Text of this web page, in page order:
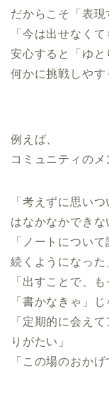
だからこそ「表
「今は出せなく
安心すると「ゆ
何かに挑戦しやす
例えば、
コミュニティの
「考えずに思い
はなかなかできな
「ノートについ
続くようになった
「出すことで、
「書かなきゃ」
「定期的に会え
りがたい」
「この場のおか